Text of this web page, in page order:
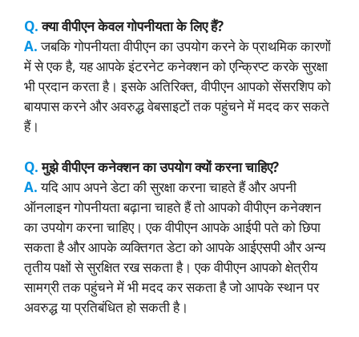
Q.क्या वीपीएन केवल गोपनीयता के लिए हैं?
A.जबकि गोपनीयता वीपीएन का उपयोग करने के प्राथमिक कारणों
में से एक है, यह आपके इंटरनेट कनेक्शन को एन्क्रिप्ट करके सुरक्षा
भी प्रदान करता है। इसके अतिरिक्त, वीपीएन आपको सेंसरशिप को
बायपास करने और अवरुद्ध वेबसाइटों तक पहुंचने में मदद कर सकते
हैं।
Q.मुझे वीपीएन कनेक्शन का उपयोग क्यों करना चाहिए?
A.यदि आप अपने डेटा की सुरक्षा करना चाहते हैं और अपनी
ऑनलाइन गोपनीयता बढ़ाना चाहते हैं तो आपको वीपीएन कनेक्शन
का उपयोग करना चाहिए। एक वीपीएन आपके आईपी पते को छिपा
सकता है और आपके व्यक्तिगत डेटा को आपके आईएसपी और अन्य
तृतीय पक्षों से सुरक्षित रख सकता है। एक वीपीएन आपको क्षेत्रीय
सामग्री तक पहुंचने में भी मदद कर सकता है जो आपके स्थान पर
अवरुद्ध या प्रतिबंधित हो सकती है।